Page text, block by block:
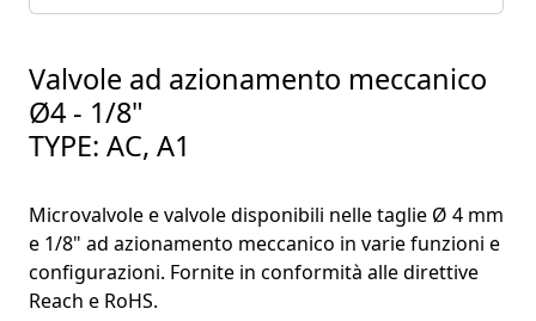
Valvole ad azionamento meccanico
Ø4 - 1/8"
TYPE: AC, A1
Microvalvole e valvole disponibili nelle taglie Ø 4 mm
e 1/8" ad azionamento meccanico in varie funzioni e
configurazioni. Fornite in conformità alle direttive
Reach e RoHS.